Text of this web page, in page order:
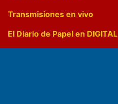
Transmisiones en vivo
El Diario de Papel en DIGITAL